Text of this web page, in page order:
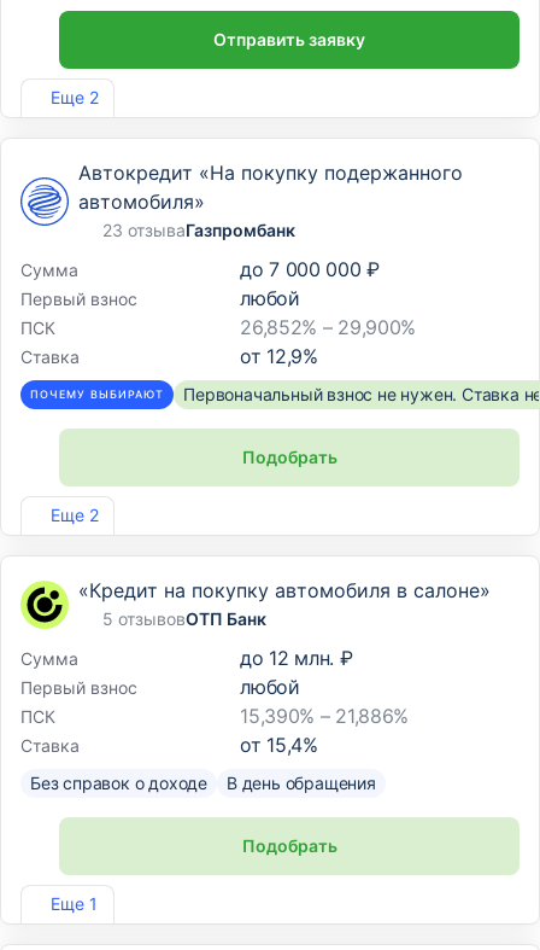
Еще 2
Отправить заявку
Лиц. №963
Еще 2
Автокредит «На покупку подержанного
автомобиля»
23 отзываГазпромбанк
Сумма
до 7 000 000 ₽
Первый взнос любой
ПСК 26,852% – 29,900%
Ставка от 12,9%
ПОЧЕМУ ВЫБИРАЮТ Первоначальный взнос не нужен. Ставка
Подобрать
Лиц. №354
Еще 1
«Кредит на покупку автомобиля в салоне»
5 отзывовОТП Банк
Сумма
до 12 млн. ₽
Первый взнос любой
ПСК 15,390% – 21,886%
Ставка от 15,4%
Без справок о доходе В день обращения
Подобрать
Лиц. №2766